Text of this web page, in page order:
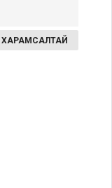
ХАРАМСАЛТАЙ